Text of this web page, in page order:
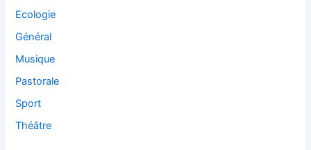
Ecologie
Général
Musique
Pastorale
Sport
Théâtre